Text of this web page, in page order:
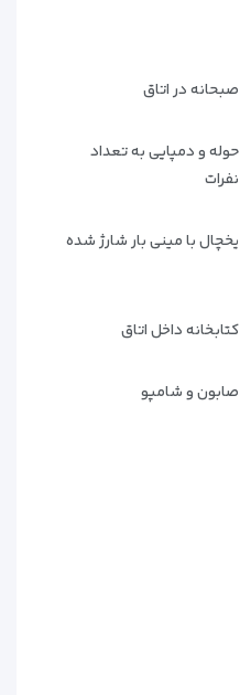
صبحانه در اتاق
حوله و دمپایی به تعداد
نفرات
یخچال با مینی بار شارژ شده
کتابخانه داخل اتاق
صابون و شامپو